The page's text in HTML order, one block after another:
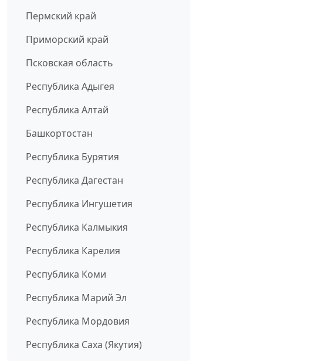
Пермский край
Приморский край
Псковская область
Республика Адыгея
Республика Алтай
Башкортостан
Республика Бурятия
Республика Дагестан
Республика Ингушетия
Республика Калмыкия
Республика Карелия
Республика Коми
Республика Марий Эл
Республика Мордовия
Республика Саха (Якутия)